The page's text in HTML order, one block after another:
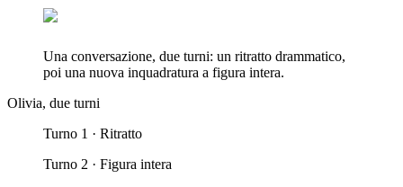
Una conversazione, due turni: un ritratto drammatico,
poi una nuova inquadratura a figura intera.
Olivia, due turni
Turno 1 · Ritratto
Turno 2 · Figura intera